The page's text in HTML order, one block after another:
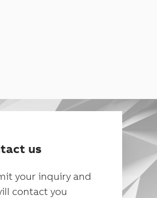
us
your inquiry and
contact you